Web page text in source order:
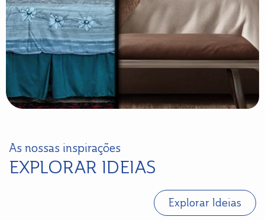
As nossas inspirações
EXPLORAR IDEIAS
Explorar Ideias